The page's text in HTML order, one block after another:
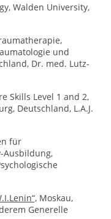
Walden University,
und
Dr. med. Lutz-
Skills Level 1 and 2,
Deutschland, L.A.J.
für
Ausbildung,
Moskau,
Generelle